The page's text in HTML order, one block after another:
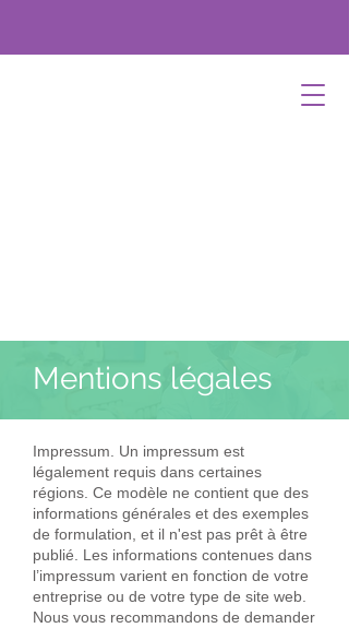
Mentions légales
Impressum. Un impressum est
légalement requis dans certaines
régions. Ce modèle ne contient que des
informations générales et des exemples
de formulation, et il n'est pas prêt à être
publié. Les informations contenues dans
l’impressum varient en fonction de votre
entreprise ou de votre type de site web.
Nous vous recommandons de demander